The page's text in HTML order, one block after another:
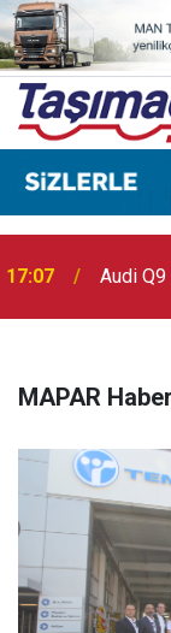
17:07 Audi Q9
MAPAR